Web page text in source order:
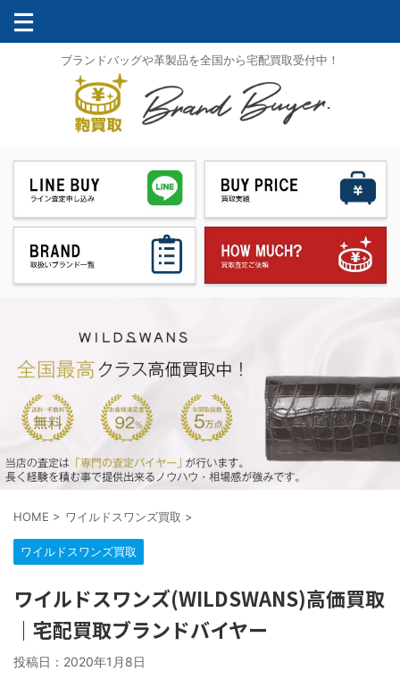
ブランドバッグや革製品を全国から宅配買取受付中！
HOME > ワイルドスワンズ買取 >
ワイルドスワンズ買取
ワイルドスワンズ(WILDSWANS)高価買取
｜宅配買取ブランドバイヤー
投稿日： 2020年1月8日